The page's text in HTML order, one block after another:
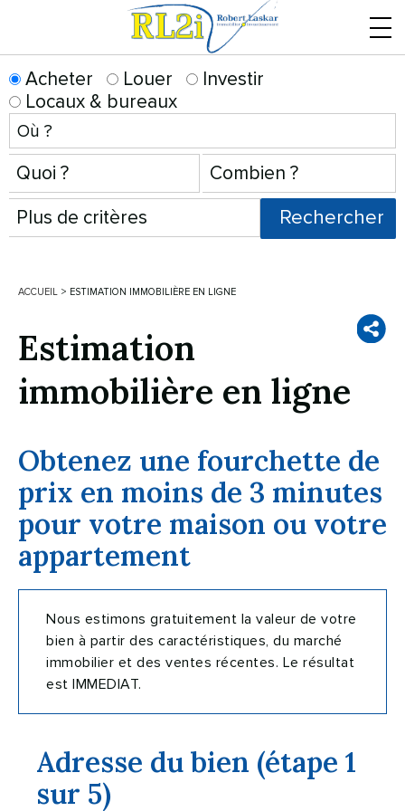
Acheter Louer
Investir
Locaux & bureaux
ACCUEIL > ESTIMATION IMMOBILIÈRE EN LIGNE
Estimation
immobilière en ligne
Obtenez une fourchette de
prix en moins de 3 minutes
pour votre maison ou votre
appartement
Nous estimons gratuitement la valeur de votre
bien à partir des caractéristiques, du marché
immobilier et des ventes récentes. Le résultat
est IMMEDIAT.
Adresse du bien (étape 1
sur 5)